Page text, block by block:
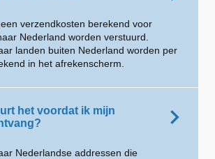
verzendkosten berekend voor
Nederland worden verstuurd.
landen buiten Nederland worden per
in het afrekenscherm.
het voordat ik mijn
Nederlandse addressen die